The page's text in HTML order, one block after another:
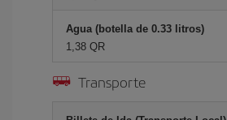
Agua (botella de 0.33 litros)
1,38 QR
Transporte